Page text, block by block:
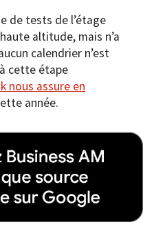
de tests de l’étage
altitude, mais n’a
calendrier n’est
cette étape
nous assure en
année.